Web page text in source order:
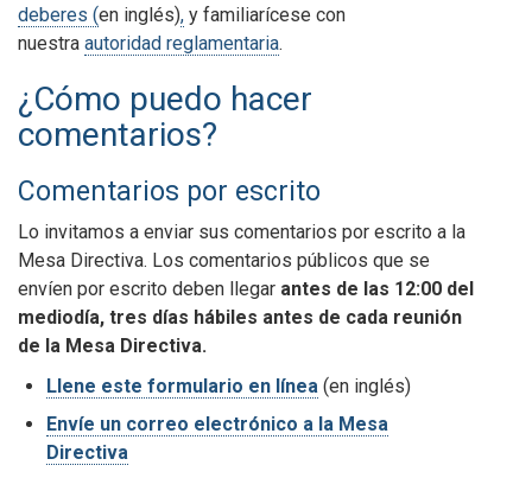
deberes (en inglés), y familiarícese con
nuestra autoridad reglamentaria.
¿Cómo puedo hacer
comentarios?
Comentarios por escrito
Lo invitamos a enviar sus comentarios por escrito a la
Mesa Directiva. Los comentarios públicos que se
envíen por escrito deben llegar antes de las 12:00 del
mediodía, tres días hábiles antes de cada reunión
de la Mesa Directiva.
Llene este formulario en línea (en inglés)
Envíe un correo electrónico a la Mesa
Directiva